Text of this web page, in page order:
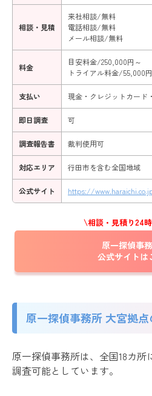
相談・見積
来社相談/無料
電話相談/無料
メール相談/無料
料金
目安料金/250,000円～
トライアル料金/55,000
支払い 現金・クレジットカード
即日調査 可
調査報告書 裁判使用可
対応エリア 行田市を含む全国地域
公式サイト https://
\相談・見積り24
原一探偵事
公式サイトは
原一探偵事務所 大宮拠
原一探偵事務所は、全国18カ所
調査可能としています。